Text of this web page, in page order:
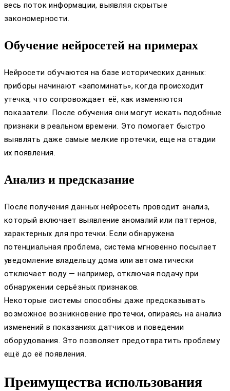
весь поток информации, выявляя скрытые
закономерности.
Обучение нейросетей на примерах
Нейросети обучаются на базе исторических данных:
приборы начинают «запоминать», когда происходит
утечка, что сопровождает её, как изменяются
показатели. После обучения они могут искать подобные
признаки в реальном времени. Это помогает быстро
выявлять даже самые мелкие протечки, еще на стадии
их появления.
Анализ и предсказание
После получения данных нейросеть проводит анализ,
который включает выявление аномалий или паттернов,
характерных для протечки. Если обнаружена
потенциальная проблема, система мгновенно посылает
уведомление владельцу дома или автоматически
отключает воду — например, отключая подачу при
обнаружении серьёзных признаков.
Некоторые системы способны даже предсказывать
возможное возникновение протечки, опираясь на анализ
изменений в показаниях датчиков и поведении
оборудования. Это позволяет предотвратить проблему
ещё до её появления.
Преимущества использования